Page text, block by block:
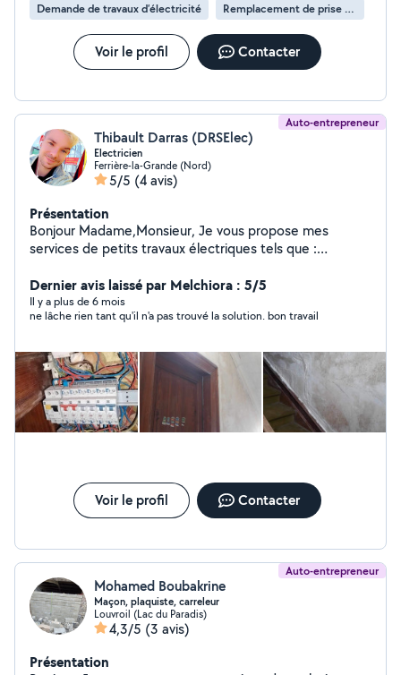
Demande de travaux d’électricité Remplacement de prise électrique
Voir le profil Contacter
Auto-entrepreneur
Thibault Darras (DRSElec)
Electricien
Ferrière-la-Grande (Nord)
5/5 (4 avis)
Présentation
Bonjour Madame,Monsieur, Je vous propose mes
services de petits travaux électriques tels que :
de prise électrique Diagnostique et dépannage Je peux
exceptionnellement faire des entretiens de chaudière à
gaz et électriques N'hésitez pas me contacter si besoin
Dernier avis laissé par Melchiora : 5/5
Il y a plus de 6 mois
ne lâche rien tant qu'il n'a pas trouvé la solution. bon travail
Voir le profil Contacter
Auto-entrepreneur
Mohamed Boubakrine
Maçon, plaquiste, carreleur
Louvroil (Lac du Paradis)
4,3/5 (3 avis)
Présentation